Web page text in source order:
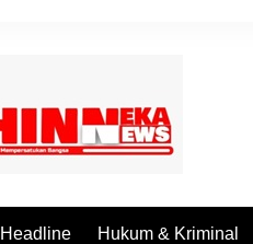
Headline Hukum & Kriminal